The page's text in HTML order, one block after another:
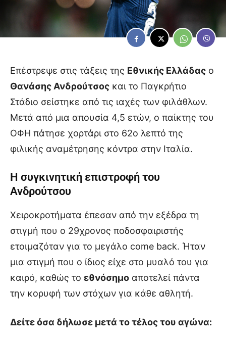
Επέστρεψε στις τάξεις της Εθνικής Ελλάδας ο
Θανάσης Ανδρούτσος και το Παγκρήτιο
Στάδιο σείστηκε από τις ιαχές των φιλάθλων.
Μετά από μια απουσία 4,5 ετών, ο παίκτης του
ΟΦΗ πάτησε χορτάρι στο 62ο λεπτό της
φιλικής αναμέτρησης κόντρα στην Ιταλία.
Η συγκινητική επιστροφή του
Ανδρούτσου
Χειροκροτήματα έπεσαν από την εξέδρα τη
στιγμή που ο 29χρονος ποδοσφαιριστής
ετοιμαζόταν για το μεγάλο come back. Ήταν
μια στιγμή που ο ίδιος είχε στο μυαλό του για
καιρό, καθώς το εθνόσημο αποτελεί πάντα
την κορυφή των στόχων για κάθε αθλητή.
Δείτε όσα δήλωσε μετά το τέλος του αγώνα: